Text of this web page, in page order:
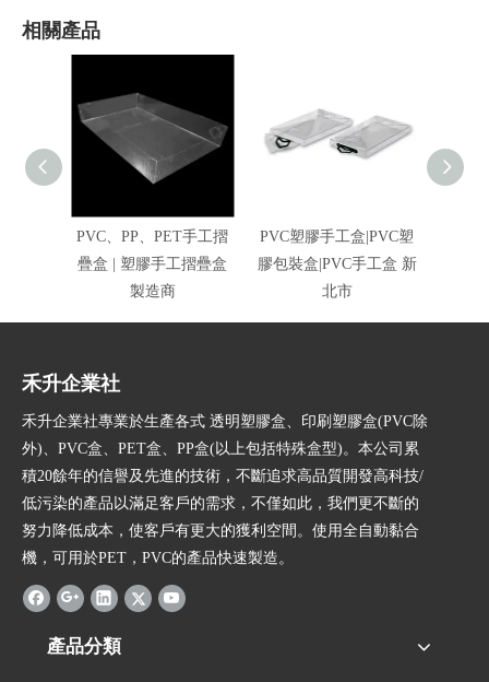
相關產品
PVC、PP、PET手工摺
疊盒 | 塑膠手工摺疊盒
製造商
PVC塑膠手工盒|PVC塑
膠包裝盒|PVC手工盒 新
北市
禾升企業社
禾升企業社專業於生產各式 透明塑膠盒、印刷塑膠盒(PVC除
外)、PVC盒、PET盒、PP盒(以上包括特殊盒型)。本公司累
積20餘年的信譽及先進的技術，不斷追求高品質開發高科技/
低污染的產品以滿足客戶的需求，不僅如此，我們更不斷的
努力降低成本，使客戶有更大的獲利空間。使用全自動黏合
機，可用於PET，PVC的產品快速製造。
產品分類